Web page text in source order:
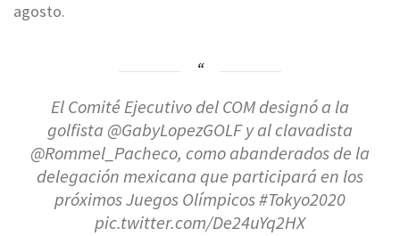
agosto.
El Comité Ejecutivo del COM designó a la
golfista @GabyLopezGOLFy al clavadista
@Rommel_Pacheco, como abanderados de la
delegación mexicana que participará en los
próximos Juegos Olímpicos#Tokyo2020
pic.twitter.com/De24uYq2HX